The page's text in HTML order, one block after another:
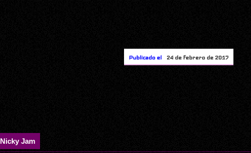
Publicado el 24 de febrero de 2017
Nicky Jam